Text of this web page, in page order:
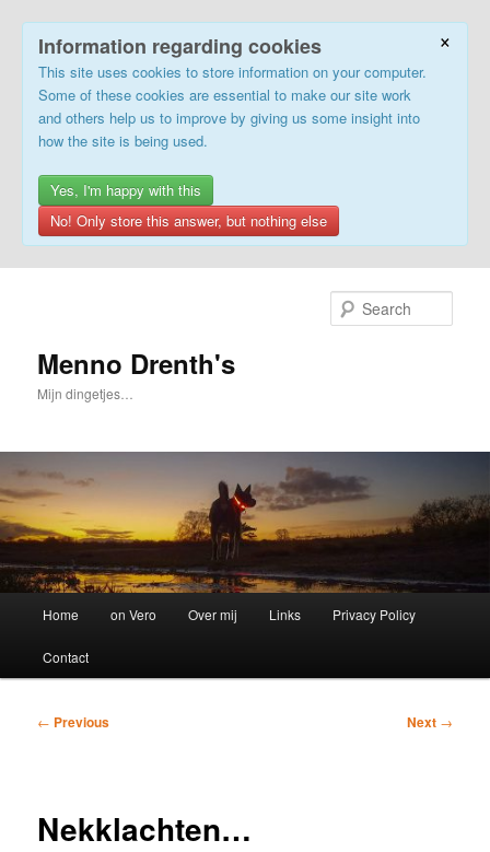
×
Information regarding cookies
This site uses cookies to store information on your computer.
Some of these cookies are essential to make our site work
and others help us to improve by giving us some insight into
how the site is being used.
Yes, I'm happy with this
No! Only store this answer, but nothing else
Menno Drenth's
Mijn dingetjes…
Home on Vero Over mij Links Privacy Policy
Contact
Post
← Previous Next →
Nekklachten…